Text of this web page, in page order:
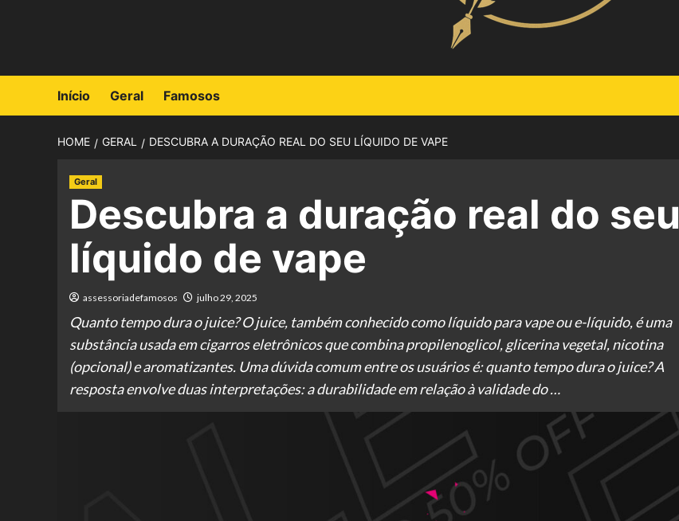
Início Geral Famosos
HOME GERAL DESCUBRA A DURAÇÃO REAL DO SEU LÍQUIDO DE VAPE
Geral
Descubra a duração real do seu
líquido de vape
assessoriadefamosos julho 29, 2025
Quanto tempo dura o juice? O juice, também conhecido como líquido para vape ou e-líquido, é uma
substância usada em cigarros eletrônicos que combina propilenoglicol, glicerina vegetal, nicotina
(opcional) e aromatizantes. Uma dúvida comum entre os usuários é: quanto tempo dura o juice? A
resposta envolve duas interpretações: a durabilidade em relação à validade do …